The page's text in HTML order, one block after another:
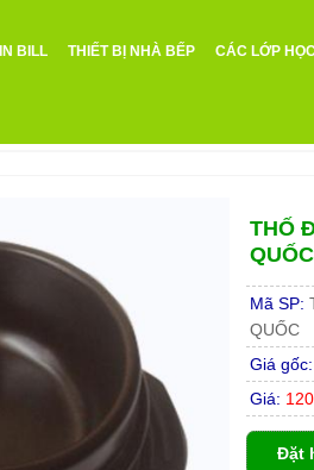
BILL THIẾT BỊ NHÀ BẾP CÁC LỚP
THỐ
QUỐC
Mã SP:
QUỐC
Giá gốc:
Giá:
Đặt